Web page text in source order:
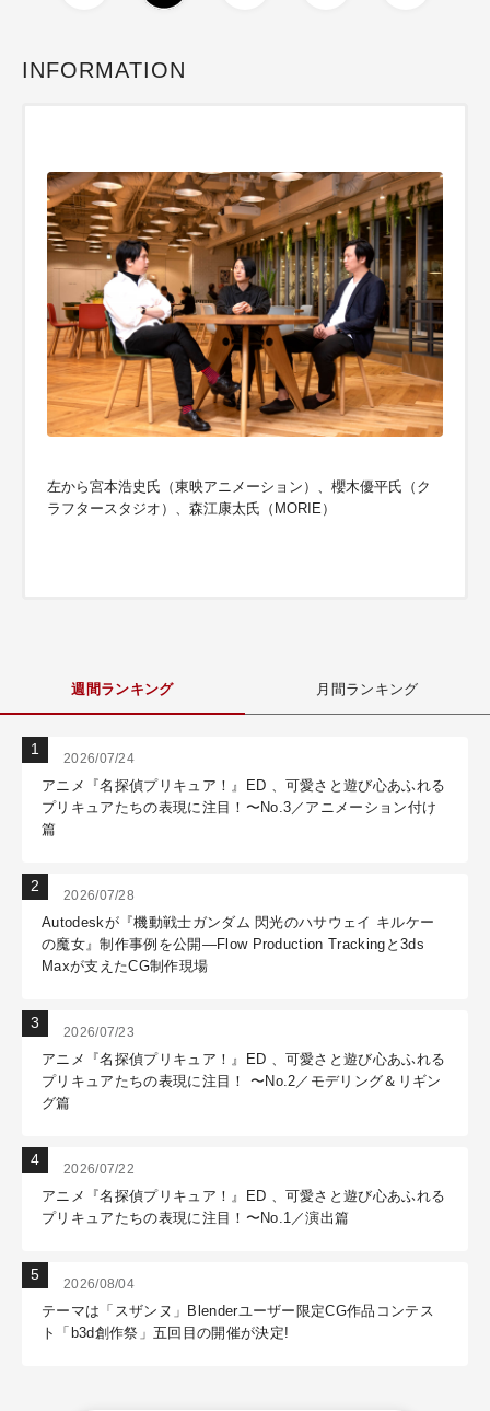
INFORMATION
左から宮本浩史氏（東映アニメーション）、櫻木優平氏（ク
ラフタースタジオ）、森江康太氏（MORIE）
週間ランキング 月間ランキング
2026/07/24
アニメ『名探偵プリキュア！』ED 、可愛さと遊び心あふれる
プリキュアたちの表現に注目！〜No.3／アニメーション付け
篇
2026/07/28
Autodeskが『機動戦士ガンダム 閃光のハサウェイ キルケー
の魔女』制作事例を公開―Flow Production Trackingと3ds
Maxが支えたCG制作現場
2026/07/23
アニメ『名探偵プリキュア！』ED 、可愛さと遊び心あふれる
プリキュアたちの表現に注目！ 〜No.2／モデリング＆リギン
グ篇
2026/07/22
アニメ『名探偵プリキュア！』ED 、可愛さと遊び心あふれる
プリキュアたちの表現に注目！〜No.1／演出篇
2026/08/04
テーマは「スザンヌ」Blenderユーザー限定CG作品コンテス
ト「b3d創作祭」五回目の開催が決定!